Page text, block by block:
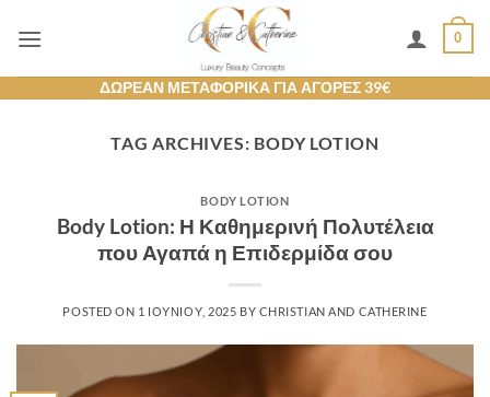
στο
0
ΔΩΡΕΑΝ ΜΕΤΑΦΟΡΙΚΑ ΓΙΑ ΑΓΟΡΕΣ 39€
TAG ARCHIVES: BODY LOTION
BODY LOTION
Body Lotion: Η Καθημερινή Πολυτέλεια
που Αγαπά η Επιδερμίδα σου
POSTED ON 1 ΙΟΥΝΊΟΥ, 2025 BY CHRISTIAN AND CATHERINE